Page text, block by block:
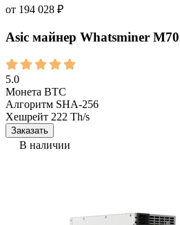
от 194 028 ₽
Asic майнер Whatsminer
5.0
Монета BTC
Алгоритм SHA-256
Хешрейт 222 Th/s
Заказать
В наличии